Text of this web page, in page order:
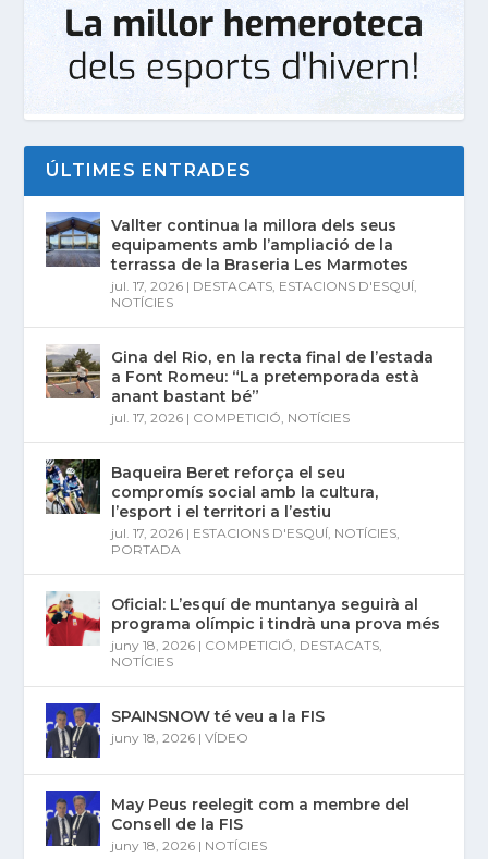
ÚLTIMES ENTRADES
Vallter continua la millora dels seus
equipaments amb l’ampliació de la
terrassa de la Braseria Les Marmotes
jul. 17, 2026 | DESTACATS ESTACIONS D'ESQUÍ
NOTÍCIES
Gina del Rio, en la recta final de l’estada
a Font Romeu: “La pretemporada està
anant bastant bé”
jul. 17, 2026 | COMPETICIÓ NOTÍCIES
Baqueira Beret reforça el seu
compromís social amb la cultura,
l’esport i el territori a l’estiu
jul. 17, 2026 | ESTACIONS D'ESQUÍ NOTÍCIES
PORTADA
Oficial: L’esquí de muntanya seguirà al
programa olímpic i tindrà una prova més
juny 18, 2026 | COMPETICIÓ DESTACATS
NOTÍCIES
SPAINSNOW té veu a la FIS
juny 18, 2026 |VÍDEO
May Peus reelegit com a membre del
Consell de la FIS
juny 18, 2026 | NOTÍCIES